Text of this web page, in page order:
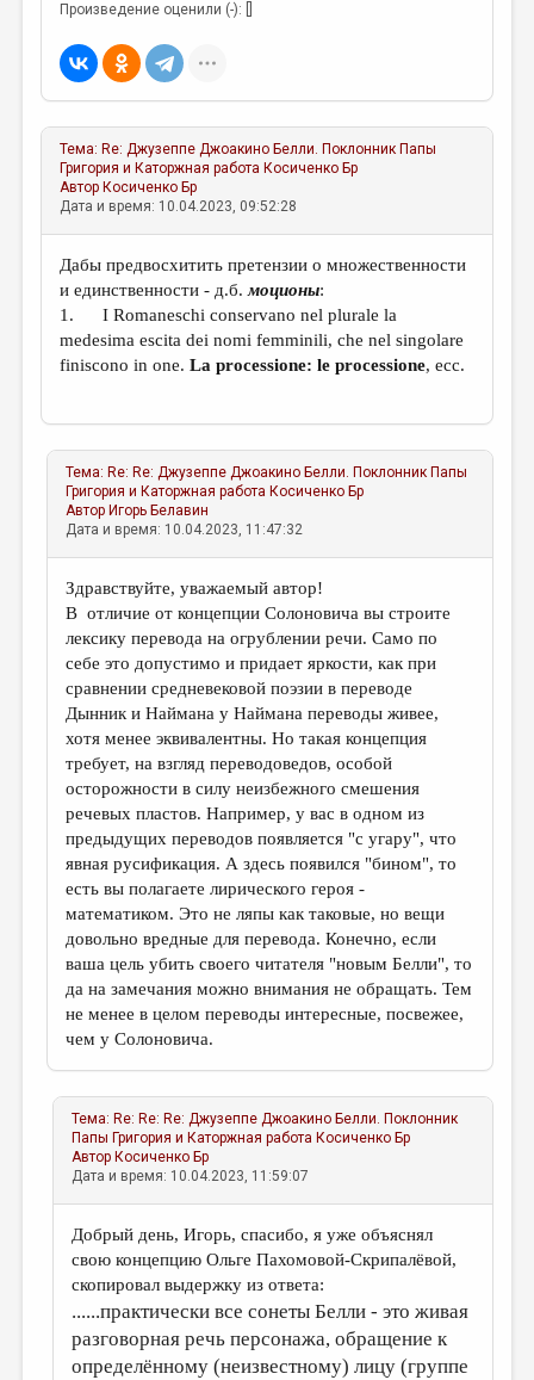
Произведение оценили (-): []
Тема: Re: Джузеппе Джоакино Белли. Поклонник Папы
Григория и Каторжная работа Косиченко Бр
Автор Косиченко Бр
Дата и время: 10.04.2023, 09:52:28
Дабы предвосхитить претензии о множественности
и единственности - д.б.моционы:
1. I Romaneschi conservano nel plurale la
medesima escita dei nomi femminili, che nel singolare
finiscono in one. La processione: le processione, ecc.
Тема: Re: Re: Джузеппе Джоакино Белли. Поклонник Папы
Григория и Каторжная работа Косиченко Бр
Автор Игорь Белавин
Дата и время: 10.04.2023, 11:47:32
Здравствуйте, уважаемый автор!
В отличие от концепции Солоновича вы строите
лексику перевода на огрублении речи. Само по
себе это допустимо и придает яркости, как при
сравнении средневековой поэзии в переводе
Дынник и Наймана у Наймана переводы живее,
хотя менее эквивалентны. Но такая концепция
требует, на взгляд переводоведов, особой
осторожности в силу неизбежного смешения
речевых пластов. Например, у вас в одном из
предыдущих переводов появляется "с угару", что
явная русификация. А здесь появился "бином", то
есть вы полагаете лирического героя -
математиком. Это не ляпы как таковые, но вещи
довольно вредные для перевода. Конечно, если
ваша цель убить своего читателя "новым Белли", то
да на замечания можно внимания не обращать. Тем
не менее в целом переводы интересные, посвежее,
чем у Солоновича.
Тема: Re: Re: Re: Джузеппе Джоакино Белли. Поклонник
Папы Григория и Каторжная работа Косиченко Бр
Автор Косиченко Бр
Дата и время: 10.04.2023, 11:59:07
Добрый день, Игорь, спасибо, я уже объяснял
свою концепцию Ольге Пахомовой-Скрипалёвой,
скопировал выдержку из ответа:
......практически все сонеты Белли - это живая
разговорная речь персонажа, обращение к
определённому (неизвестному) лицу (группе